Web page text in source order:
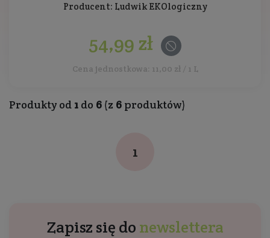
Producent: Ludwik EKOlogiczny
54,99 zł
Cena jednostkowa: 11,00 zł / 1 L
Produkty od 1 do 6 (z 6 produktów)
1
Zapisz się do newslettera